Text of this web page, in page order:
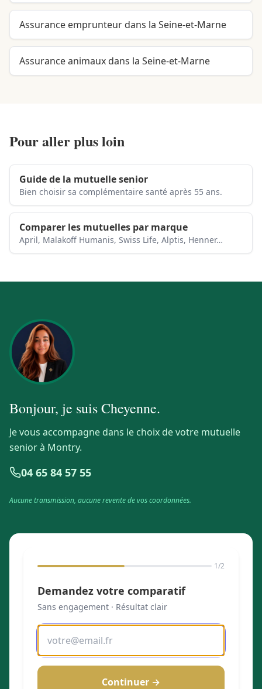
Assurance emprunteur dans la Seine-et-Marne
Assurance animaux dans la Seine-et-Marne
Pour aller plus loin
Guide de la mutuelle senior
Bien choisir sa complémentaire santé après 55 ans.
Comparer les mutuelles par marque
April, Malakoff Humanis, Swiss Life, Alptis, Henner…
Bonjour, je suisCheyenne.
Je vous accompagne dans le choix de votre mutuelle
senior à Montry.
04 65 84 57 55
Aucune transmission, aucune revente de vos coordonnées.
1/2
Demandez votre comparatif
Sans engagement · Résultat clair
Continuer →